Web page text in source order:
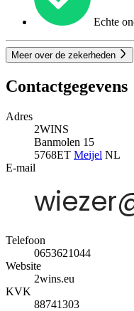
Echte
Meer over de zekerheden
Contactgegevens
Adres
2WINS
Banmolen 15
5768ET Meijel NL
E-mail
Telefoon
0653621044
Website
2wins.eu
KVK
88741303